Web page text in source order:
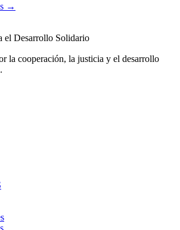
→
el Desarrollo Solidario
la cooperación, la justicia y el desarrollo